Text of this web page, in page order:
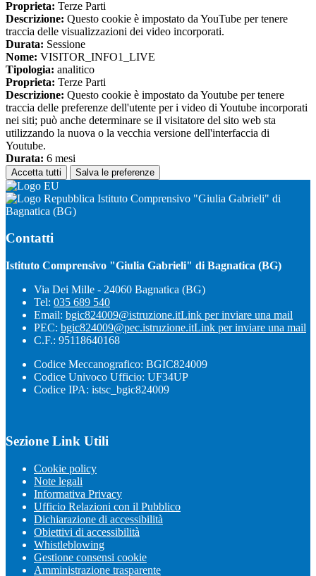
Proprieta: Terze Parti
Descrizione: Questo cookie è impostato da YouTube per tenere
traccia delle visualizzazioni dei video incorporati.
Durata: Sessione
Nome: VISITOR_INFO1_LIVE
Tipologia: analitico
Proprieta: Terze Parti
Descrizione: Questo cookie è impostato da Youtube per tenere
traccia delle preferenze dell'utente per i video di Youtube incorporati
nei siti; può anche determinare se il visitatore del sito web sta
utilizzando la nuova o la vecchia versione dell'interfaccia di
Youtube.
Durata: 6 mesi
Accetta tutti Salva le preferenze
Istituto Comprensivo "Giulia Gabrieli" di
Bagnatica (BG)
Contatti
Istituto Comprensivo "Giulia Gabrieli" di Bagnatica (BG)
Via Dei Mille - 24060 Bagnatica (BG)
Tel: 035 689 540
Email: bgic824009@istruzione.itLink per inviare una mail
PEC: bgic824009@pec.istruzione.itLink per inviare una mail
C.F.: 95118640168
Codice Meccanografico: BGIC824009
Codice Univoco Ufficio: UF34UP
Codice IPA: istsc_bgic824009
Sezione Link Utili
Cookie policy
Note legali
Informativa Privacy
Ufficio Relazioni con il Pubblico
Dichiarazione di accessibilità
Obiettivi di accessibilità
Whistleblowing
Gestione consensi cookie
Amministrazione trasparente